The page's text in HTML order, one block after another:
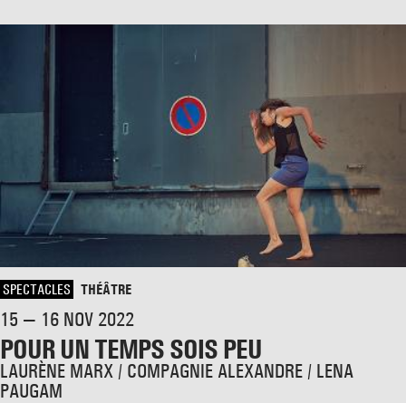
SPECTACLES THÉÂTRE
15 — 16 NOV 2022
POUR UN TEMPS SOIS PEU
LAURÈNE MARX / COMPAGNIE ALEXANDRE / LENA
PAUGAM